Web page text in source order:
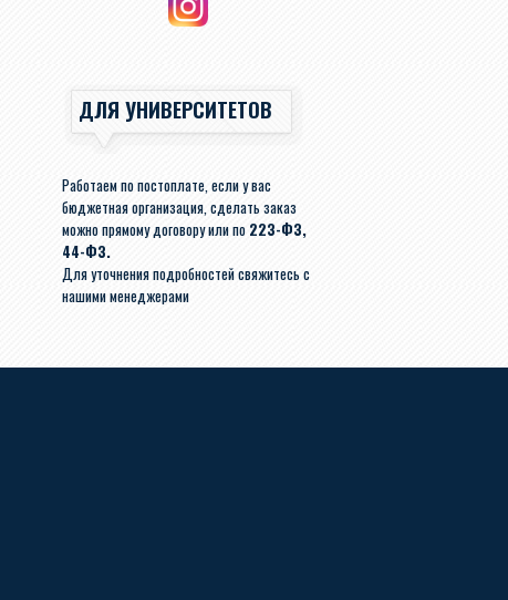
ДЛЯ УНИВЕРСИТЕТОВ
Работаем по постоплате, если у вас
бюджетная организация, сделать заказ
можно прямому договору или по 223-ФЗ,
44-ФЗ.
Для уточнения подробностей свяжитесь с
нашими менеджерами